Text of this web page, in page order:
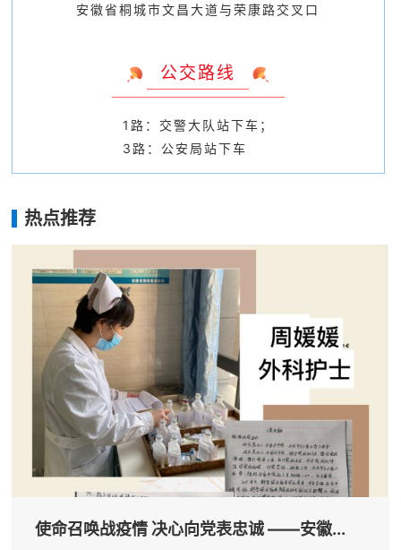
安徽省桐城市文昌大道与荣康路交叉口
公交路线
1路：交警大队站下车；
3路：公安局站下车
热点推荐
使命召唤战疫情 决心向党表忠诚 ——安徽...